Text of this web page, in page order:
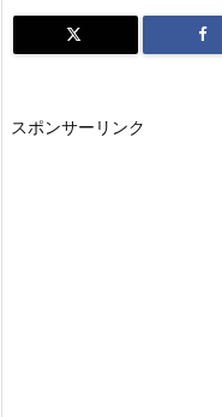
スポンサーリンク